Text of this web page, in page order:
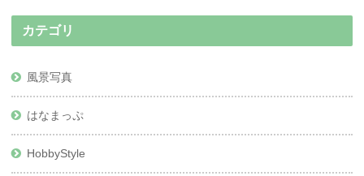
カテゴリ
風景写真
はなまっぷ
HobbyStyle